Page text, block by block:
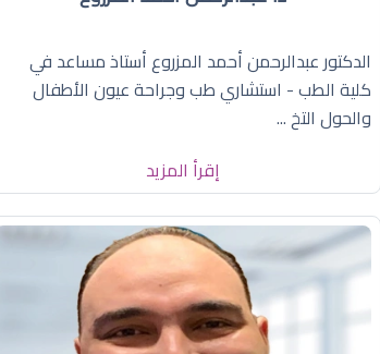
الدكتور عبدالرحمن أحمد المزروع أستاذ مساعد في
كلية الطب - استشاري طب وجراحة عيون الأطفال
والحول التخ ...
إقرأ المزيد